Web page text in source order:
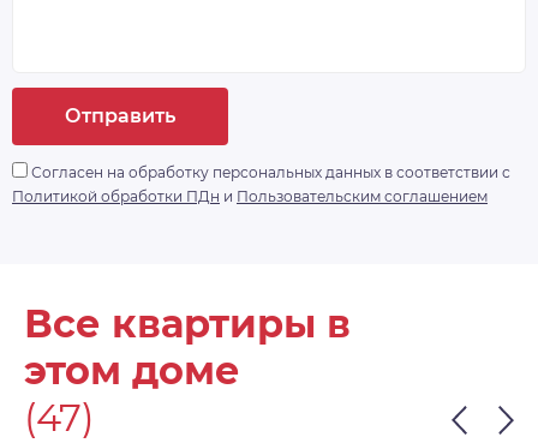
Отправить
Согласен на обработку персональных данных в соответствии с
Политикой обработки ПДн и Пользовательским соглашением
Все квартиры в
этом доме
(47)